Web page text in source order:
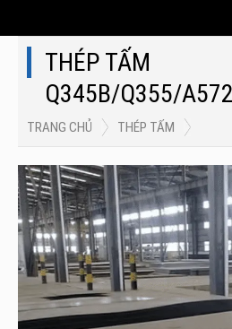
THÉP TẤM
Q345B/Q355/
TRANG CHỦ THÉP TẤM